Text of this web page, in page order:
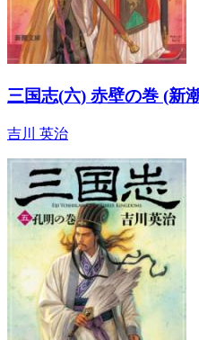
三国志(六) 赤壁の巻 (新
吉川 英治